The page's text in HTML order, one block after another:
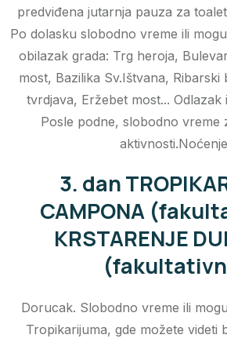
predviđena jutarnja pauza za
Po dolasku slobodno vreme ili
obilazak grada: Trg heroja,
most, Bazilika Sv.Ištvana, Ribarski
tvrdjava, Eržebet most... Odlazak
Posle podne, slobodno vreme
3. dan
CAMPONA
KRSTARENJE
Dorucak. Slobodno vreme ili
Tropikarijuma, gde možete videti